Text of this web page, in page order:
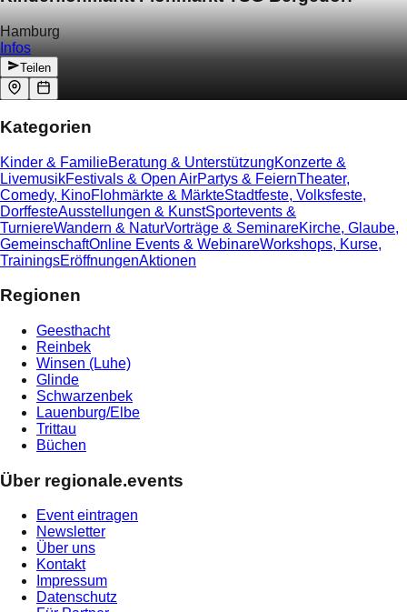
Hamburg
Infos
Teilen
Kategorien
Kinder & FamilieBeratung & UnterstützungKonzerte &
LivemusikFestivals & Open AirPartys & FeiernTheater,
Comedy, KinoFlohmärkte & MärkteStadtfeste, Volksfeste,
DorffesteAusstellungen & KunstSportevents &
TurniereWandern & NaturVorträge & SeminareKirche, Glaube,
GemeinschaftOnline Events & WebinareWorkshops, Kurse,
TrainingsEröffnungenAktionen
Regionen
Geesthacht
Reinbek
Winsen (Luhe)
Glinde
Schwarzenbek
Lauenburg/Elbe
Trittau
Büchen
Über regionale.events
Event eintragen
Newsletter
Über uns
Kontakt
Impressum
Datenschutz